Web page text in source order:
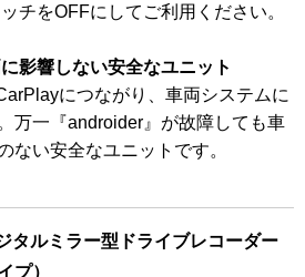
チをOFFにしてご利用ください。
影響しない安全なユニット
につながり、車両システムに
万一『androider』が故障しても車
ない安全なユニットです。
タルミラー型ドライブレコーダー
プ）